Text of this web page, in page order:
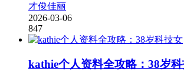
才俊佳丽
2026-03-06
847
kathie个人资料全攻略：38岁